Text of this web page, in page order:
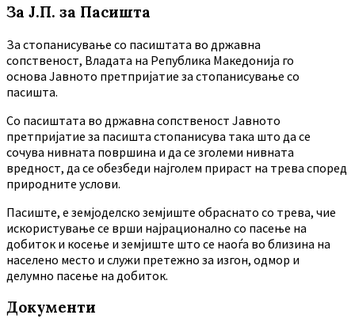
За Ј.П. за Пасишта
За стопанисување со пасиштата во државна
сопственост, Владата на Република Македонија го
основа Јавното претпријатие за стопанисување со
пасишта.
Co пасиштата во државна сопственост Јавното
претпријатие за пасишта стопанисува така што да се
сочува нивната површина и да се зголеми нивната
вредност, да се обезбеди најголем прираст на трева според
природните услови.
Пасиште, е земјоделско земјиште обраснато со трева, чие
искористување се врши најрационално со пасење на
добиток и косење и земјиште што се наоѓа во близина на
населено место и служи претежно за изгон, одмор и
делумно пасење на добиток.
Документи